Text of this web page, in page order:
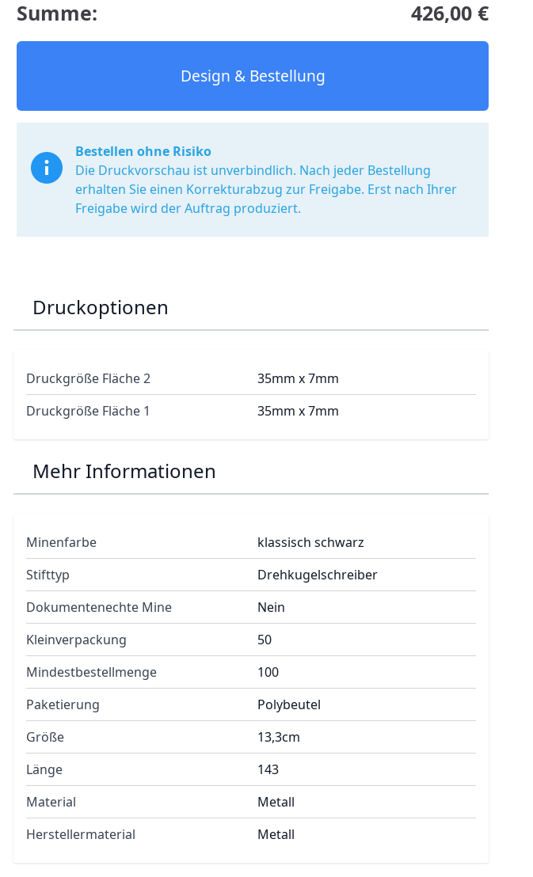
Summe: 426,00 €
Design & Bestellung
Bestellen ohne Risiko
Die Druckvorschau ist unverbindlich. Nach jeder Bestellung
erhalten Sie einen Korrekturabzug zur Freigabe. Erst nach Ihrer
Freigabe wird der Auftrag produziert.
Druckoptionen
Druckgröße Fläche 2
35mm x 7mm
Druckgröße Fläche 1
35mm x 7mm
Mehr Informationen
Minenfarbe
klassisch schwarz
Stifttyp
Drehkugelschreiber
Dokumentenechte Mine
Nein
Kleinverpackung
50
Mindestbestellmenge
100
Paketierung
Polybeutel
Größe
13,3cm
Länge
143
Material
Metall
Herstellermaterial
Metall